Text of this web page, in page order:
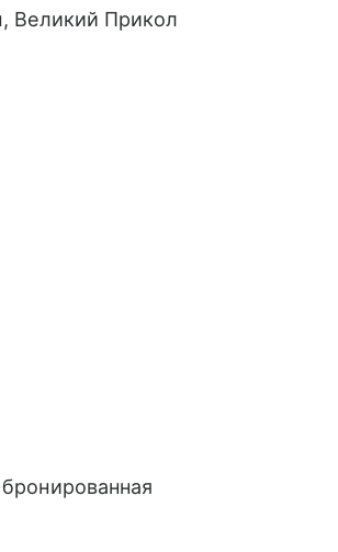
Великий Прикол